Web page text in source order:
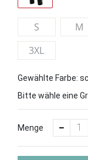
S M
3XL
Gewählte Farbe:
Bitte wähle eine
Menge